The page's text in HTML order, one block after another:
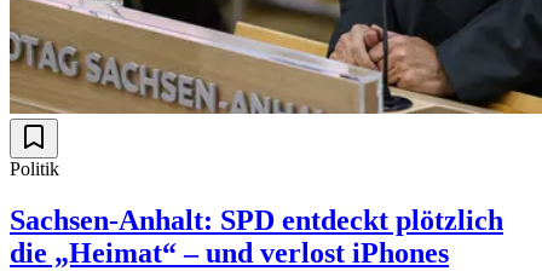
Politik
Sachsen-Anhalt: SPD entdeckt plötzlich
die „Heimat“ – und verlost iPhones